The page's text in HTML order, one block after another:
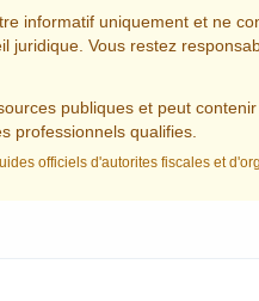
informatif uniquement et ne
juridique. Vous restez
publiques et peut
professionnels qualifies.
officiels d'autorites fiscales et